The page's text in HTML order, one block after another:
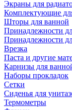
Экраны для
Комплектующие
Шторы для ванной
Принадлежности
Принадлежности
Врезка
Паста и другие
Карнизы для
Наборы прокладок
Сетки
Сиденья для
Термометры